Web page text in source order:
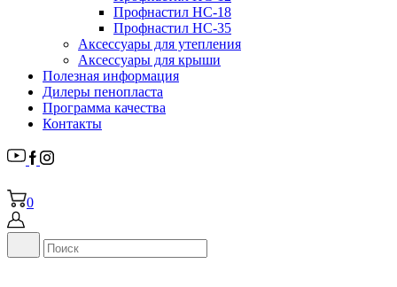
Профнастил НС-18
Профнастил НС-35
Аксессуары для утепления
Аксессуары для крыши
Полезная информация
Дилеры пенопласта
Программа качества
Контакты
0